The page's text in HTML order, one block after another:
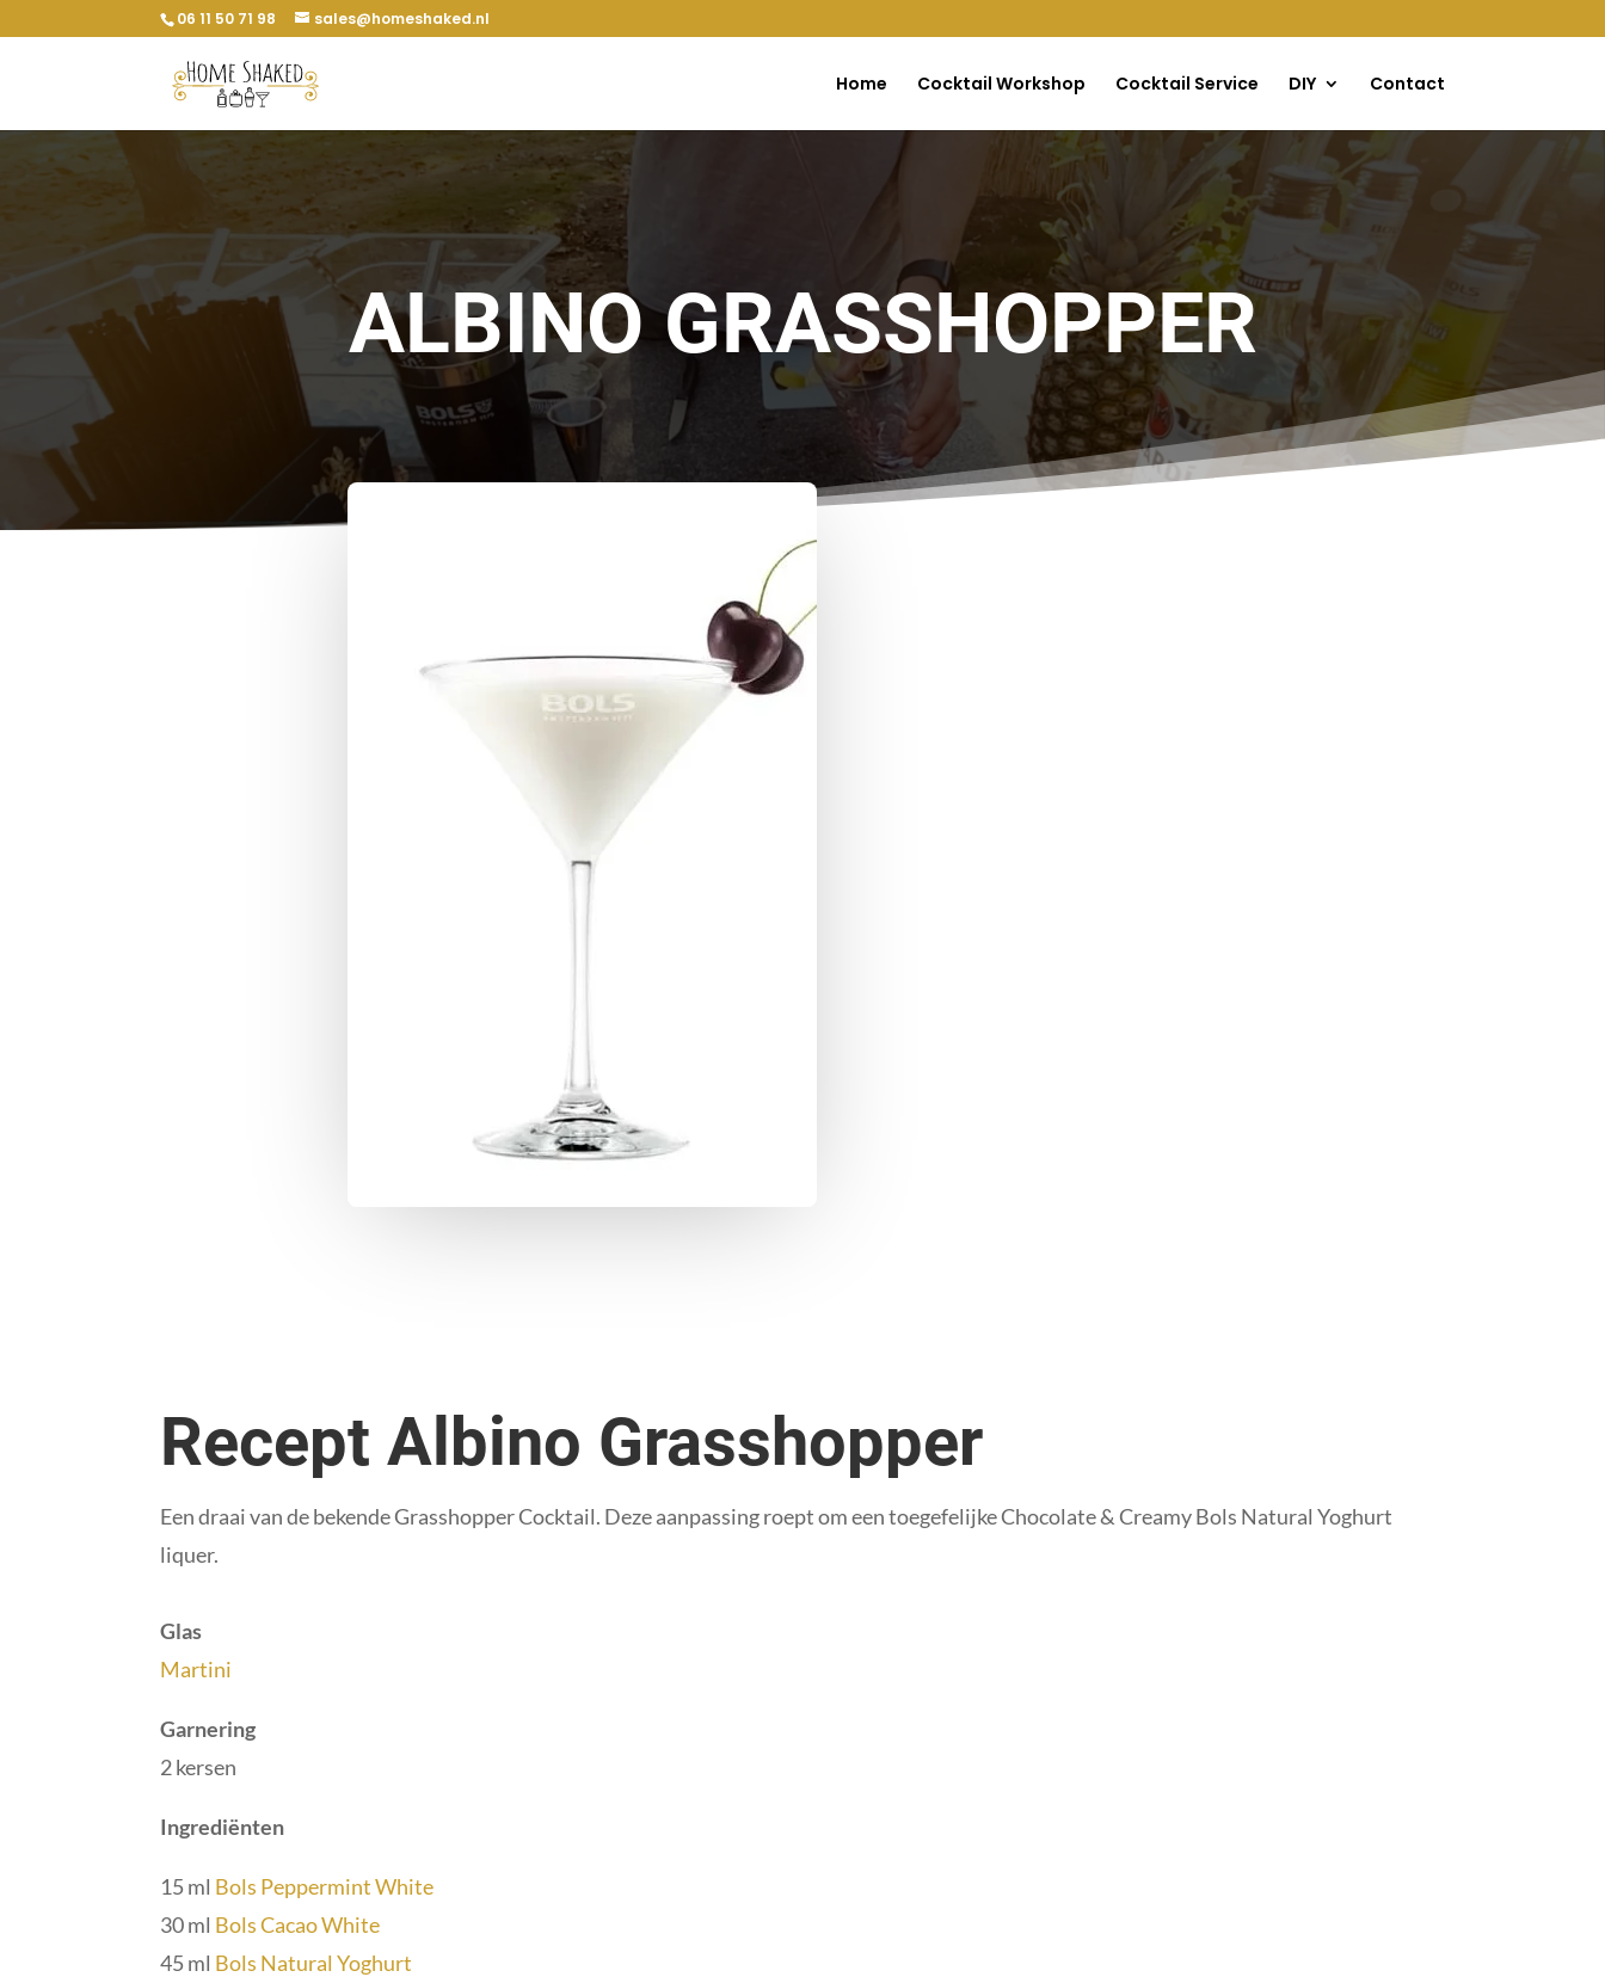
06 11 50 71 98 sales@homeshaked.nl
Home Cocktail Workshop Cocktail Service DIY Contact
ALBINO GRASSHOPPER
Recept Albino Grasshopper
Een draai van de bekende Grasshopper Cocktail. Deze aanpassing roept om een toegefelijke Chocolate & Creamy Bols Natural Yoghurt
liquer.
Glas
Martini
Garnering
2 kersen
Ingrediënten
15 ml Bols Peppermint White
30 ml Bols Cacao White
45 ml Bols Natural Yoghurt